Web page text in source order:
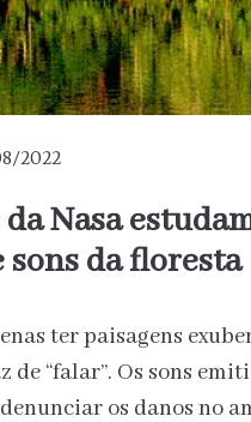
2022
Nasa
da floresta
ter paisagens
de “falar”. Os sons
os danos no